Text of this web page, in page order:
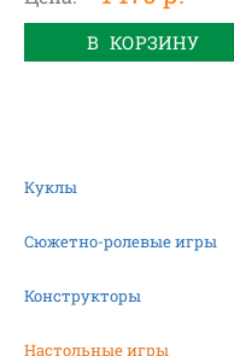
В КОРЗИНУ
Куклы
Сюжетно-ролевые игры
Конструкторы
Настольные игры